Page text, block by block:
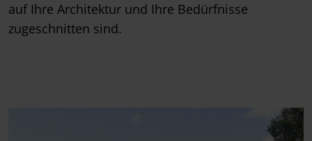
auf Ihre Architektur und Ihre Bedürfnisse
zugeschnitten sind.